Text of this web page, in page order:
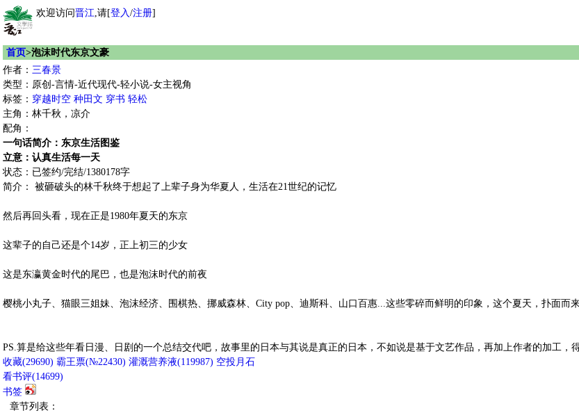
欢迎访问晋江,请[登入/注册]
首页>泡沫时代东京文豪
作者： 三春景
类型：原创-言情-近代现代-轻小说-女主视角
标签： 穿越时空 种田文 穿书 轻松
主角：林千秋，凉介
配角：
一句话简介：东京生活图鉴
立意：认真生活每一天
状态：已签约/完结/1380178字
简介： 被砸破头的林千秋终于想起了上辈子身为华夏人，生活在21世纪的记忆
然后再回头看，现在正是1980年夏天的东京
这辈子的自己还是个14岁，正上初三的少女
这是东瀛黄金时代的尾巴，也是泡沫时代的前夜
樱桃小丸子、猫眼三姐妹、泡沫经济、围棋热、挪威森林、City pop、迪斯科、山口百惠...这些零碎而鲜明的印象，这个夏天，扑面而
PS.算是给这些年看日漫、日剧的一个总结交代吧，故事里的日本与其说是真正的日本，不如说是基于文艺作品，再加上作者的加工，
收藏(29690) 霸王票(№22430) 灌溉营养液(119987) 空投月石
看书评(14699)
书签
章节列表：